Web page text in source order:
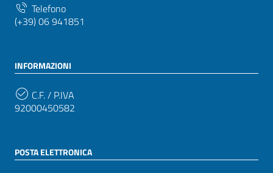
Telefono
(+39) 06 941851
INFORMAZIONI
C.F. / P.IVA
92000450582
POSTA ELETTRONICA